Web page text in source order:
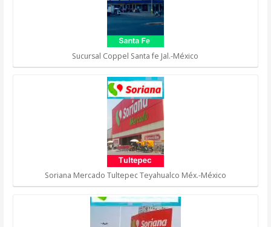
Sucursal Coppel Santa fe Jal.-México
Soriana Mercado Tultepec Teyahualco Méx.-México